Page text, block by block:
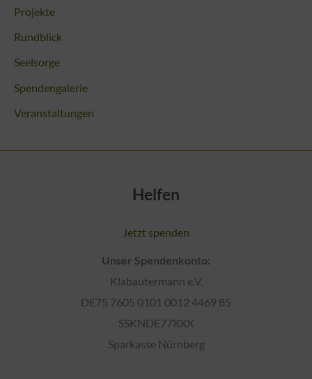
Projekte
Rundblick
Seelsorge
Spendengalerie
Veranstaltungen
Helfen
Jetzt spenden
Unser Spendenkonto:
Klabautermann e.V.
DE75 7605 0101 0012 4469 85
SSKNDE77XXX
Sparkasse Nürnberg